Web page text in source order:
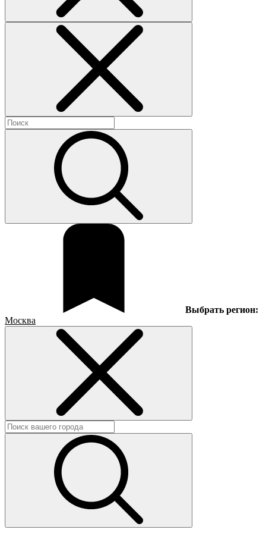
Выбрать регион:
Москва